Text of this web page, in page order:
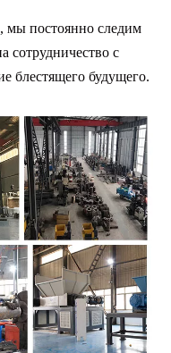
мы постоянно следим
сотрудничество с
блестящего будущего.